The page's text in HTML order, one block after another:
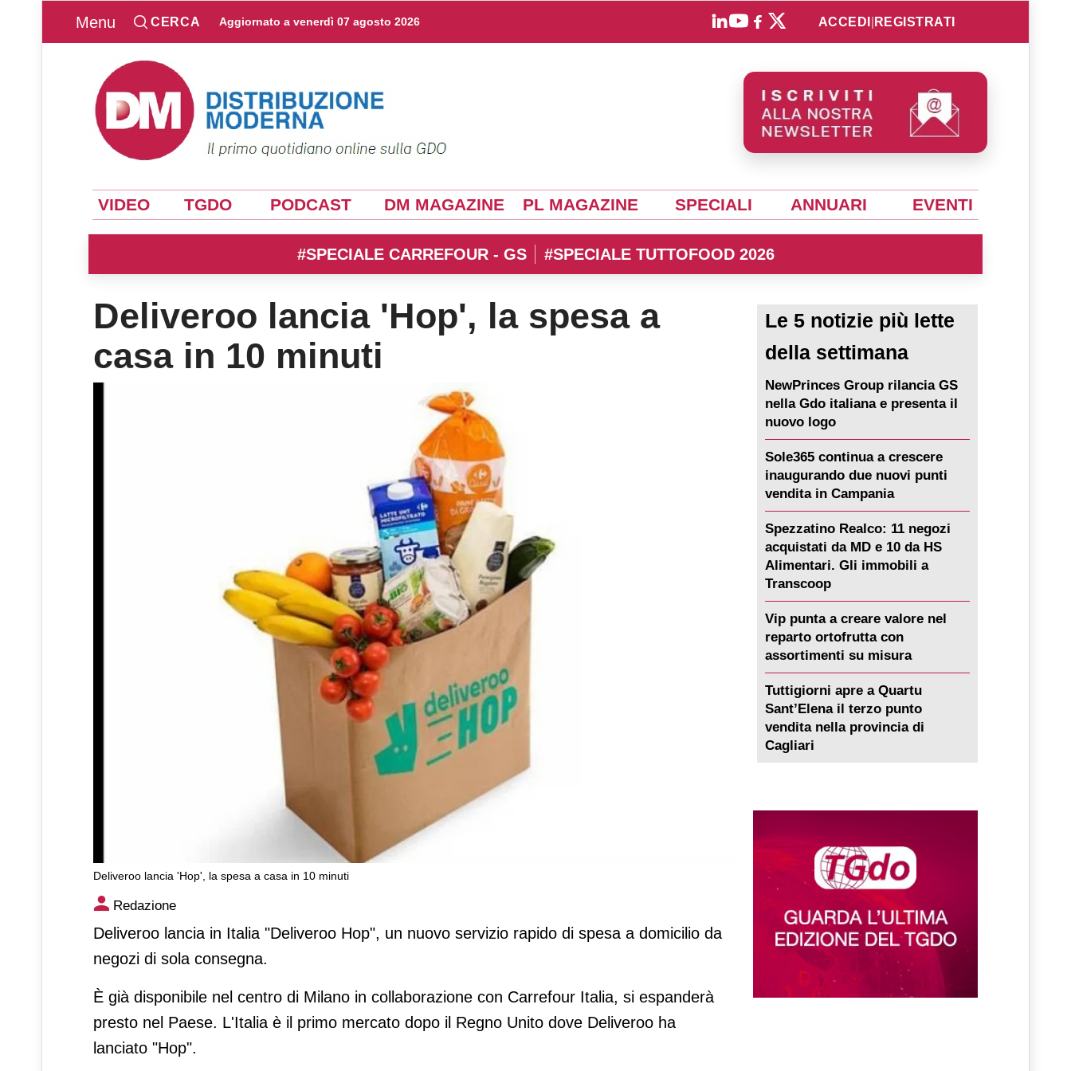
Menu CERCA Aggiornato a venerdì 07 agosto 2026 ACCEDI REGISTRATI
VIDEO TGDO PODCAST DM MAGAZINE PL MAGAZINE SPECIALI ANNUARI EVENTI
#SPECIALE CARREFOUR - GS #SPECIALE TUTTOFOOD 2026
Deliveroo lancia 'Hop', la spesa a
casa in 10 minuti
Deliveroo lancia 'Hop', la spesa a casa in 10 minuti
Deliveroo lancia 'Hop', la spesa a casa in 10 minuti
Redazione
Deliveroo lancia in Italia "Deliveroo Hop", un nuovo servizio rapido di spesa a domicilio da
negozi di sola consegna.
È già disponibile nel centro di Milano in collaborazione con Carrefour Italia, si espanderà
presto nel Paese. L'Italia è il primo mercato dopo il Regno Unito dove Deliveroo ha
lanciato "Hop".
Le 5 notizie più lette
della settimana
NewPrinces Group rilancia GS
nella Gdo italiana e presenta il
nuovo logo
Sole365 continua a crescere
inaugurando due nuovi punti
vendita in Campania
Spezzatino Realco: 11 negozi
acquistati da MD e 10 da HS
Alimentari. Gli immobili a
Transcoop
Vip punta a creare valore nel
reparto ortofrutta con
assortimenti su misura
Tuttigiorni apre a Quartu
Sant’Elena il terzo punto
vendita nella provincia di
Cagliari